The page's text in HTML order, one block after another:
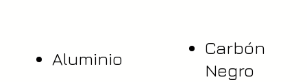
Aluminio
Carbón
Negro